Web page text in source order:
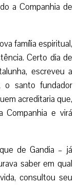
a Companhia de
família espiritual,
Certo dia de
escreveu a
o santo fundador
acreditaria que,
e virá
de Gandia – já
saber em qual
consultou seu